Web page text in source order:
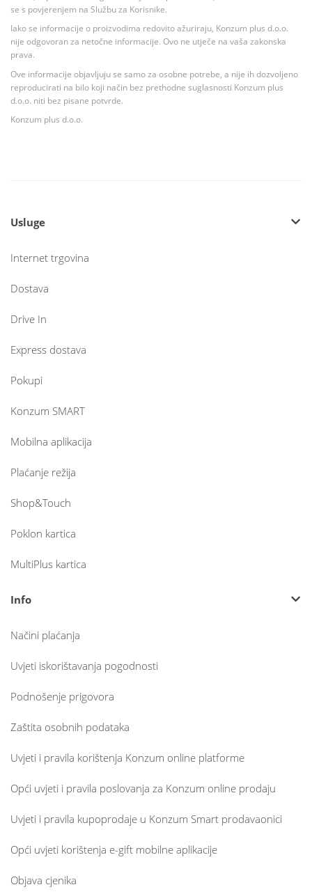
se s povjerenjem na Službu za Korisnike.
Iako se informacije o proizvodima redovito ažuriraju, Konzum plus d.o.o.
nije odgovoran za netočne informacije. Ovo ne utječe na vaša zakonska
prava.
Ove informacije objavljuju se samo za osobne potrebe, a nije ih dozvoljeno
reproducirati na bilo koji način bez prethodne suglasnosti Konzum plus
d.o.o. niti bez pisane potvrde.
Konzum plus d.o.o.
Usluge
Internet trgovina
Dostava
Drive In
Express dostava
Pokupi
Konzum SMART
Mobilna aplikacija
Plaćanje režija
Shop&Touch
Poklon kartica
MultiPlus kartica
Info
Načini plaćanja
Uvjeti iskorištavanja pogodnosti
Podnošenje prigovora
Zaštita osobnih podataka
Uvjeti i pravila korištenja Konzum online platforme
Opći uvjeti i pravila poslovanja za Konzum online prodaju
Uvjeti i pravila kupoprodaje u Konzum Smart prodavaonici
Opći uvjeti korištenja e-gift mobilne aplikacije
Objava cjenika